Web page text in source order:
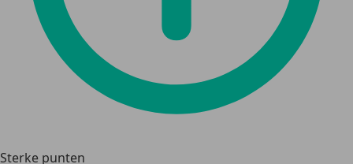
Sterke punten